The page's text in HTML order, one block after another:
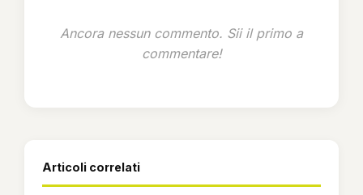
Ancora nessun commento. Sii il primo a
commentare!
Articoli correlati